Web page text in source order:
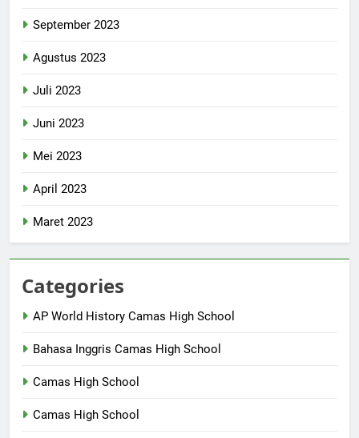
September 2023
Agustus 2023
Juli 2023
Juni 2023
Mei 2023
April 2023
Maret 2023
Categories
AP World History Camas High School
Bahasa Inggris Camas High School
Camas High School
Camas High School